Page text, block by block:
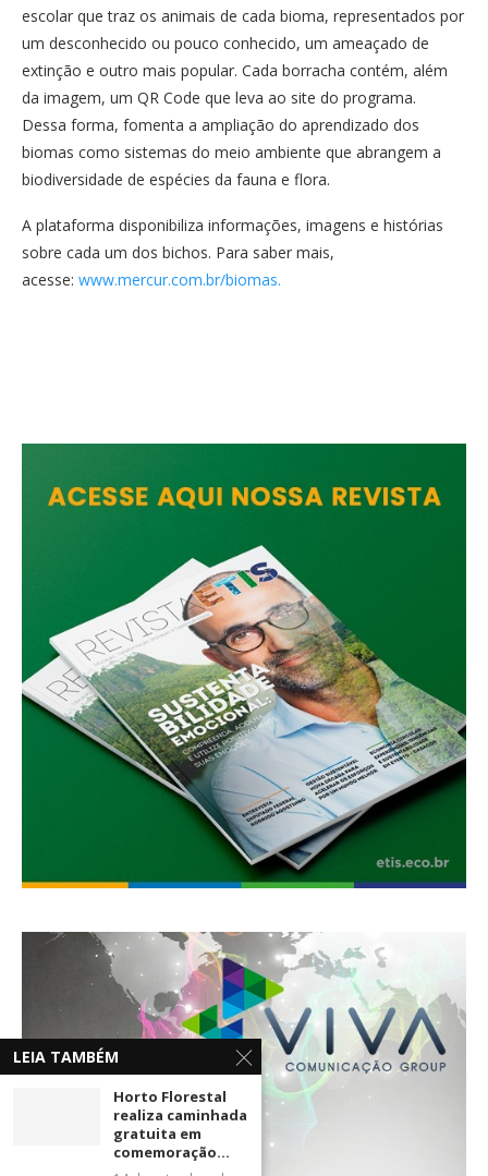
escolar que traz os animais de cada bioma, representados por
um desconhecido ou pouco conhecido, um ameaçado de
extinção e outro mais popular. Cada borracha contém, além
da imagem, um QR Code que leva ao site do programa.
Dessa forma, fomenta a ampliação do aprendizado dos
biomas como sistemas do meio ambiente que abrangem a
biodiversidade de espécies da fauna e flora.
A plataforma disponibiliza informações, imagens e histórias
sobre cada um dos bichos. Para saber mais,
acesse: www.mercur.com.br/biomas.
LEIA TAMBÉM
Horto Florestal
realiza caminhada
gratuita em
comemoração...